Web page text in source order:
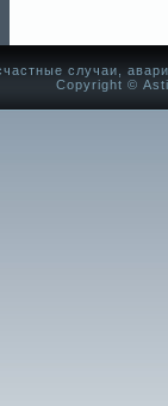
случаи,
Copyright ©